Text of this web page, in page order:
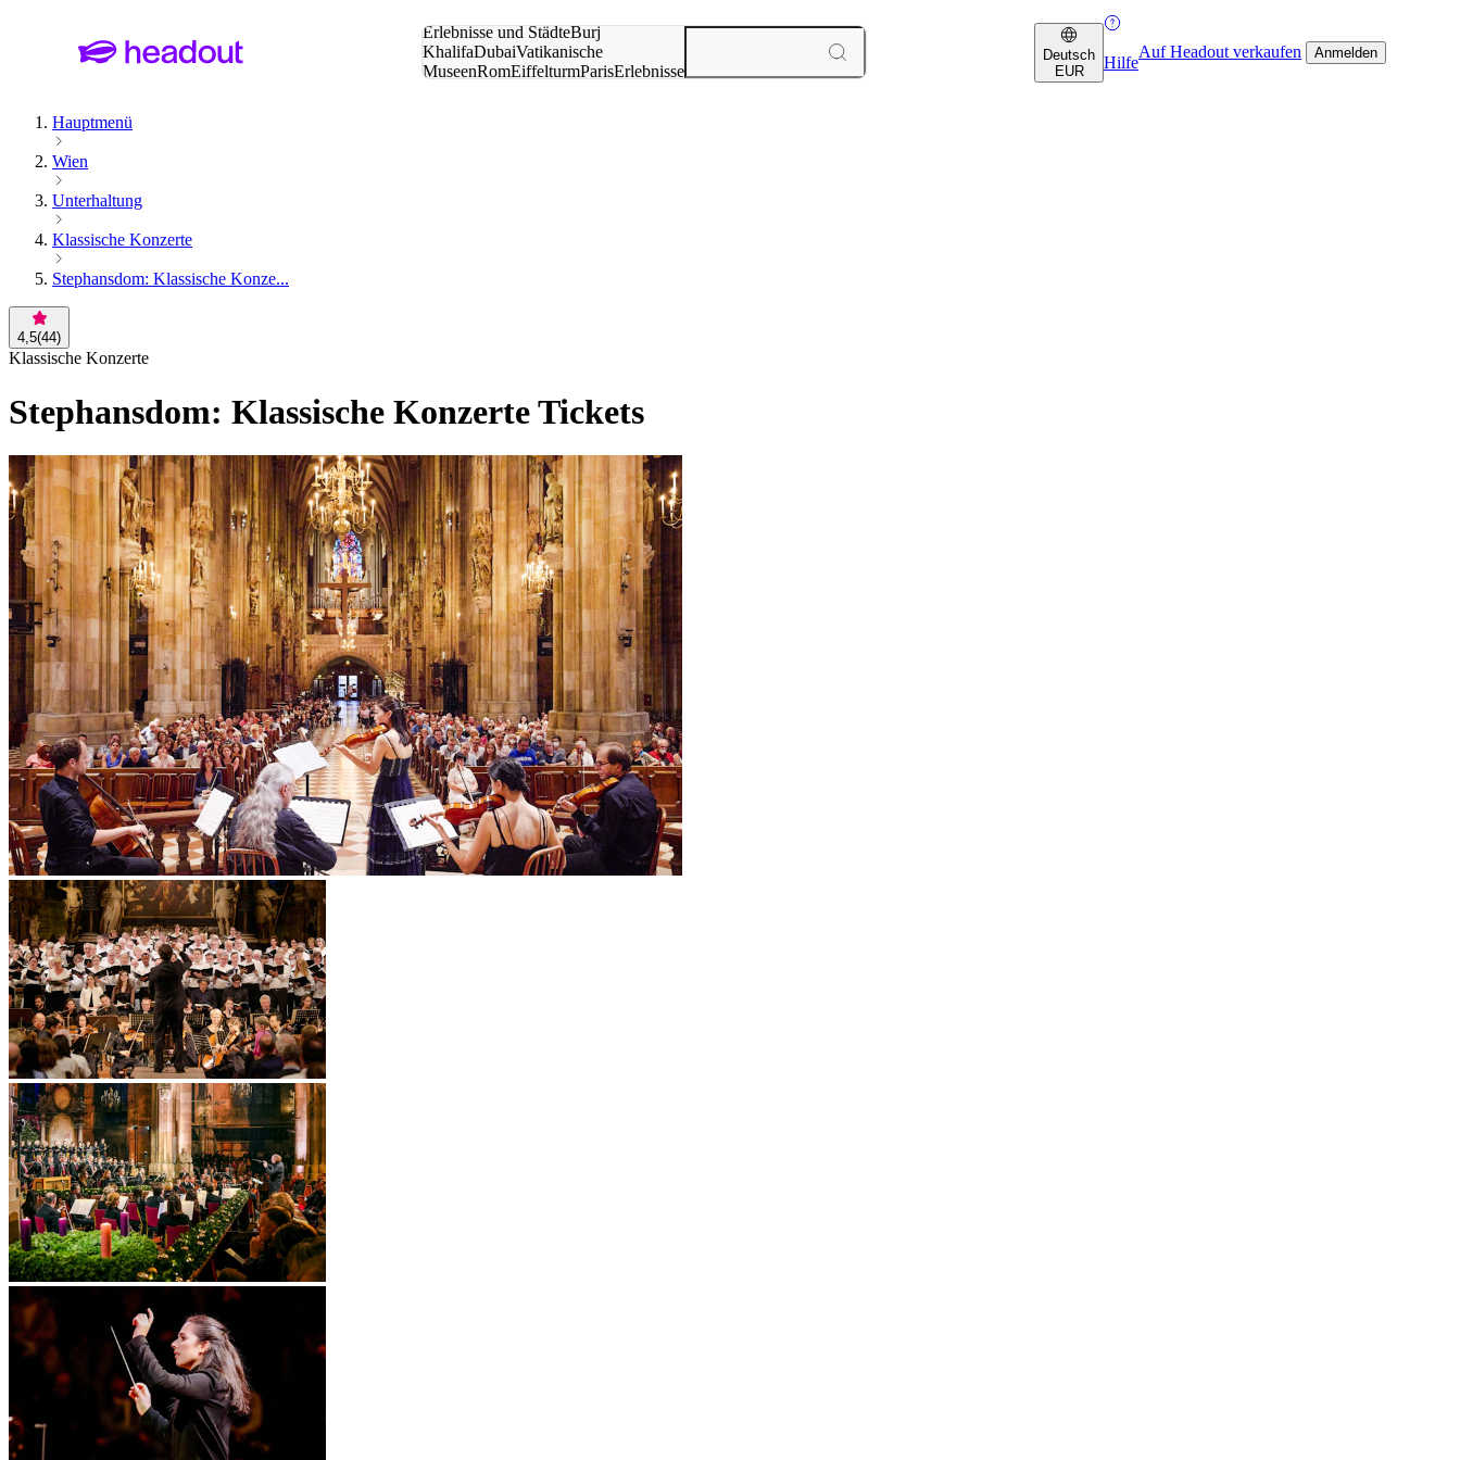
Erlebnisse und StädteBurj
KhalifaDubaiVatikanische
MuseenRomEiffelturmParisErlebnisse
Deutsch
EUR
Hilfe
Auf Headout verkaufen Anmelden
Hauptmenü
Wien
Unterhaltung
Klassische Konzerte
Stephansdom: Klassische Konze...
4,5(44)
Klassische Konzerte
Stephansdom: Klassische Konzerte Tickets